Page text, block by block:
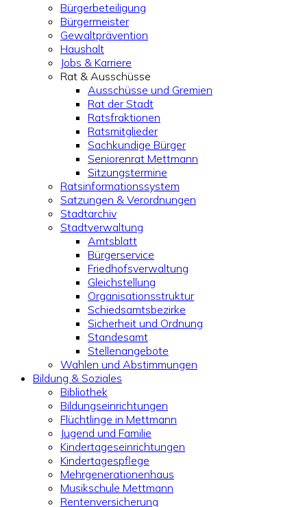
Bürgerbeteiligung
Bürgermeister
Gewaltprävention
Haushalt
Jobs & Karriere
Rat & Ausschüsse
Ausschüsse und Gremien
Rat der Stadt
Ratsfraktionen
Ratsmitglieder
Sachkundige Bürger
Seniorenrat Mettmann
Sitzungstermine
Ratsinformationssystem
Satzungen & Verordnungen
Stadtarchiv
Stadtverwaltung
Amtsblatt
Bürgerservice
Friedhofsverwaltung
Gleichstellung
Organisationsstruktur
Schiedsamtsbezirke
Sicherheit und Ordnung
Standesamt
Stellenangebote
Wahlen und Abstimmungen
Bildung & Soziales
Bibliothek
Bildungseinrichtungen
Flüchtlinge in Mettmann
Jugend und Familie
Kindertageseinrichtungen
Kindertagespflege
Mehrgenerationenhaus
Musikschule Mettmann
Rentenversicherung